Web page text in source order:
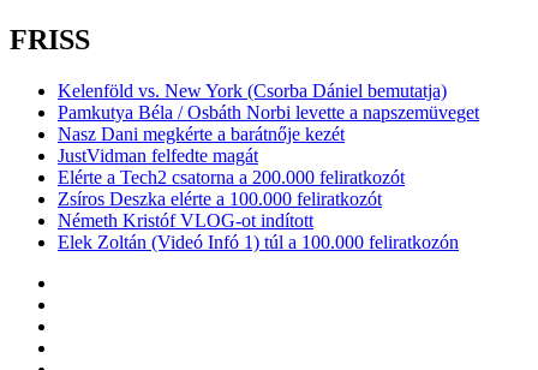
FRISS
Kelenföld vs. New York (Csorba Dániel bemutatja)
Pamkutya Béla / Osbáth Norbi levette a napszemüveget
Nasz Dani megkérte a barátnője kezét
JustVidman felfedte magát
Elérte a Tech2 csatorna a 200.000 feliratkozót
Zsíros Deszka elérte a 100.000 feliratkozót
Németh Kristóf VLOG-ot indított
Elek Zoltán (Videó Infó 1) túl a 100.000 feliratkozón